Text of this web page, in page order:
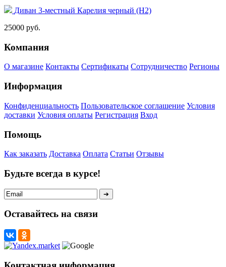
Диван 3-местный Карелия черный (H2)
25000 руб.
Компания
О магазине Контакты Сертификаты Сотрудничество Регионы
Информация
Конфиденциальность Пользовательское соглашение Условия
доставки Условия оплаты Регистрация Вход
Помощь
Как заказать Доставка Оплата Статьи Отзывы
Будьте всегда в курсе!
Оставайтесь на связи